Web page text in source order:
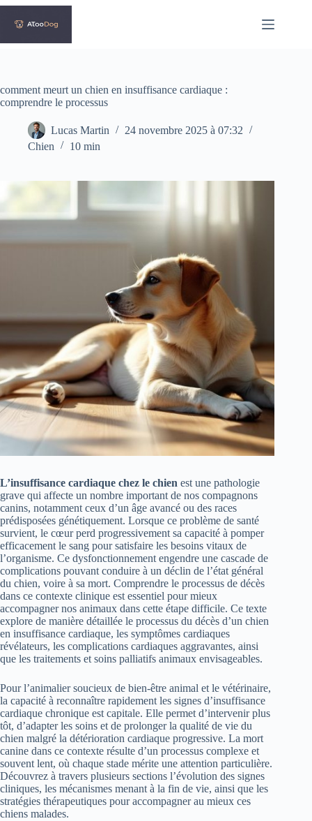
Passer
contenu
comment meurt un chien en insuffisance cardiaque :
comprendre le processus
Lucas Martin
24 novembre 2025 à 07:32
Chien
10 min
L’insuffisance cardiaque chez le chien est une pathologie
grave qui affecte un nombre important de nos compagnons
canins, notamment ceux d’un âge avancé ou des races
prédisposées génétiquement. Lorsque ce problème de santé
survient, le cœur perd progressivement sa capacité à pomper
efficacement le sang pour satisfaire les besoins vitaux de
l’organisme. Ce dysfonctionnement engendre une cascade de
complications pouvant conduire à un déclin de l’état général
du chien, voire à sa mort. Comprendre le processus de décès
dans ce contexte clinique est essentiel pour mieux
accompagner nos animaux dans cette étape difficile. Ce texte
explore de manière détaillée le processus du décès d’un chien
en insuffisance cardiaque, les symptômes cardiaques
révélateurs, les complications cardiaques aggravantes, ainsi
que les traitements et soins palliatifs animaux envisageables.
Pour l’animalier soucieux de bien-être animal et le vétérinaire,
la capacité à reconnaître rapidement les signes d’insuffisance
cardiaque chronique est capitale. Elle permet d’intervenir plus
tôt, d’adapter les soins et de prolonger la qualité de vie du
chien malgré la détérioration cardiaque progressive. La mort
canine dans ce contexte résulte d’un processus complexe et
souvent lent, où chaque stade mérite une attention particulière.
Découvrez à travers plusieurs sections l’évolution des signes
cliniques, les mécanismes menant à la fin de vie, ainsi que les
stratégies thérapeutiques pour accompagner au mieux ces
chiens malades.